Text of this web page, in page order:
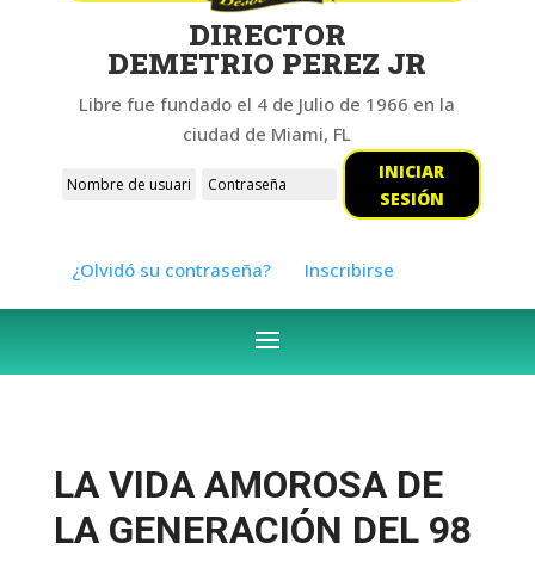
DIRECTOR
DEMETRIO PEREZ JR
Libre fue fundado el 4 de Julio de 1966 en la
ciudad de Miami, FL
INICIAR
SESIÓN
¿Olvidó su contraseña? Inscribirse
LA VIDA AMOROSA DE
LA GENERACIÓN DEL 98